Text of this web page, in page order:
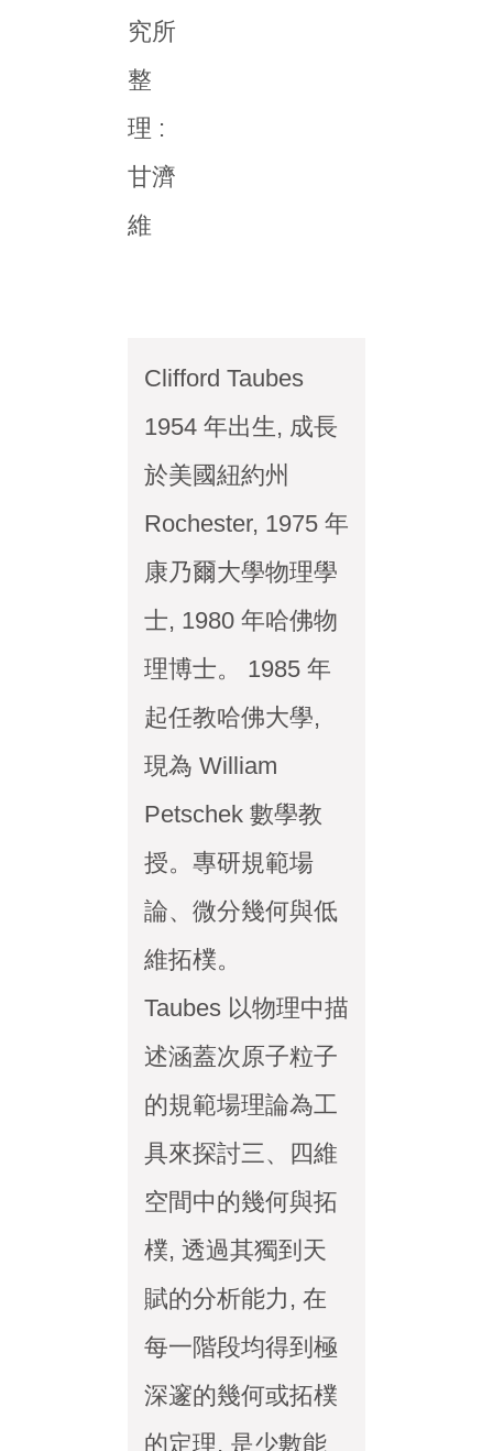
究所
整
理 :
甘濟
維
Clifford Taubes
1954 年出生, 成長
於美國紐約州
Rochester, 1975 年
康乃爾大學物理學
士, 1980 年哈佛物
理博士。 1985 年
起任教哈佛大學,
現為 William
Petschek 數學教
授。專研規範場
論、微分幾何與低
維拓樸。
Taubes 以物理中描
述涵蓋次原子粒子
的規範場理論為工
具來探討三、四維
空間中的幾何與拓
樸, 透過其獨到天
賦的分析能力, 在
每一階段均得到極
深邃的幾何或拓樸
的定理, 是少數能